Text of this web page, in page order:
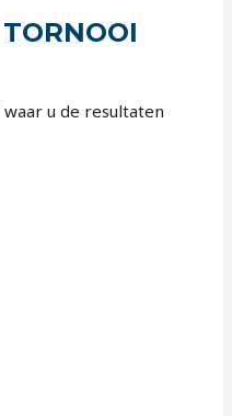
u de resultaten